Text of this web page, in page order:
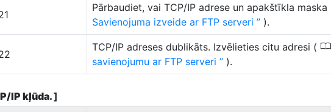
Pārbaudiet, vai TCP/IP adrese un apakštīkla
Savienojuma izveide ar FTP serveri ).
TCP/IP adreses dublikāts. Izvēlieties citu adresi ( 0
savienojumu ar FTP serveri
).
IP kļūda.]